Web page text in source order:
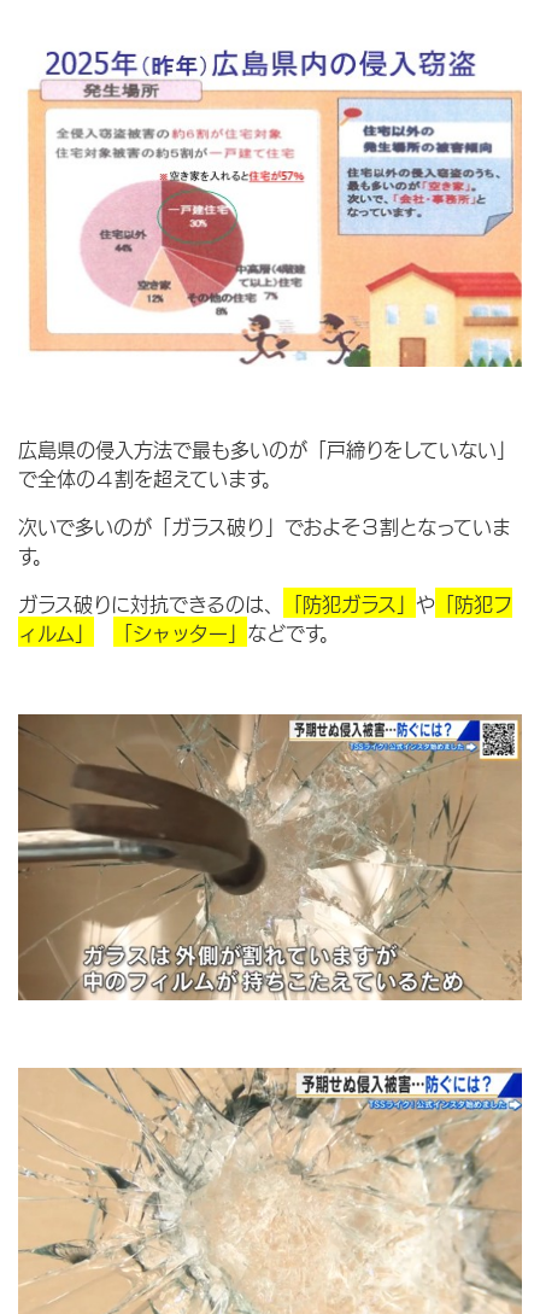
広島県の侵入方法で最も多いのが「戸締りをしていない」
で全体の４割を超えています。
次いで多いのが「ガラス破り」でおよそ３割となっていま
す。
ガラス破りに対抗できるのは、
「防犯ガラス」 や 「防犯フ
ィルム」
「シャッター」 などです。